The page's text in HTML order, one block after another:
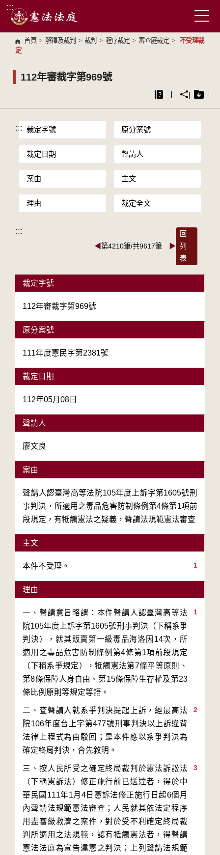
跳到主要內容區塊
:::
首頁 > 解釋及裁判 > 裁判 > 程序裁定 > 審查庭裁定 >
不受理裁
定
112年審裁字第969號
::: 裁定字號 原分案號
裁定日期 聲請人
案由 主文
理由 裁定全文
:::
◀第4210筆/共9617筆 ▶
回
列
表
裁定字號
112年審裁字第969號
原分案號
111年度憲民字第2381號
裁定日期
112年05月08日
聲請人
廖文良
案由
聲請人認臺灣高等法院105年度上訴字第1605號刑
事判決，所適用之毒品危害防制條例第4條第1項前
段規定，有牴觸憲法之疑義，聲請法規範憲法審查
主文
1
本件不受理。
理由
1
一、聲請意旨略謂：本件聲請人認臺灣高等法
院105年度上訴字第1605號刑事判決（下稱系爭
判決），就其販賣第一級毒品海洛因14次，所
適用之毒品危害防制條例第4條第1項前段規定
（下稱系爭規定），牴觸憲法第7條平等原則、
第8條保障人身自由、第15條保障生存權及第23
2
二、查聲請人就系爭判決提起上訴，經最高法
院106年度台上字第477號刑事判決以上訴違背
法律上程式為由駁回；是本件應以系爭判決為
3
三、按人民所受之確定終局裁判於憲法訴訟法
（下稱憲訴法）修正施行前已送達者，得於中
華民國111年1月4日憲訴法修正施行日起6個月
內聲請法規範憲法審查；人民就其依法定程序
用盡審級救濟之案件，對於受不利確定終局裁
判所適用之法規範，認有牴觸憲法者，得聲請
憲法法庭為宣告違憲之判決；上列聲請法規範